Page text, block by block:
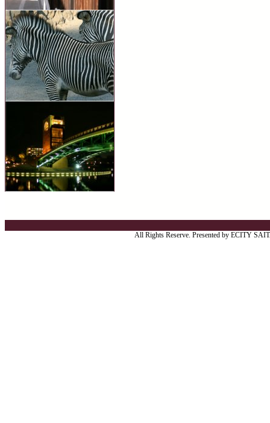
All Rights Reserve. Presented by ECITY